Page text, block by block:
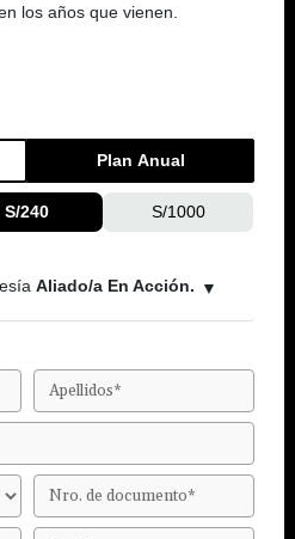
los años que vienen.
Plan Anual
S/240 S/1000
Aliado/a En Acción.